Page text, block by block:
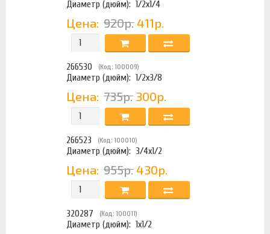
Диаметр (дюйм): 1/2х1/4
Цена: 920р. 411р.
266530 (Код: 100009)
Диаметр (дюйм): 1/2х3/8
Цена: 735р. 300р.
266523 (Код: 100010)
Диаметр (дюйм): 3/4х1/2
Цена: 955р. 430р.
320287 (Код: 100011)
Диаметр (дюйм): 1х1/2